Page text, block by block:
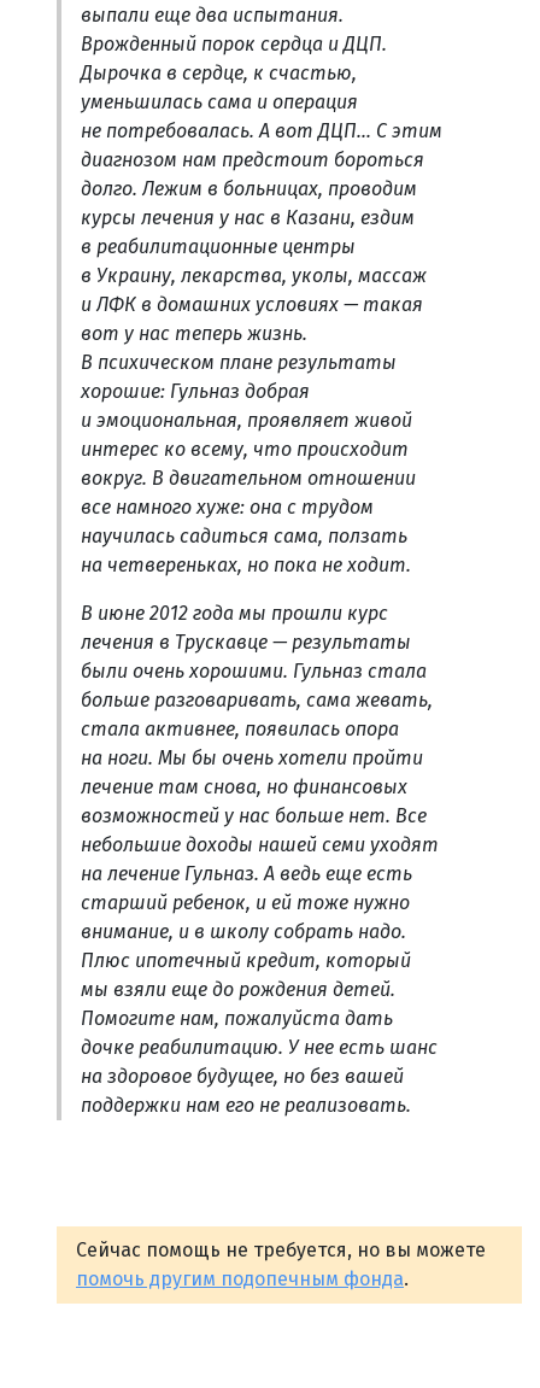
выпали еще два испытания.
Врожденный порок сердца и ДЦП.
Дырочка в сердце, к счастью,
уменьшилась сама и операция
не потребовалась. А вот ДЦП... С этим
диагнозом нам предстоит бороться
долго. Лежим в больницах, проводим
курсы лечения у нас в Казани, ездим
в реабилитационные центры
в Украину, лекарства, уколы, массаж
и ЛФК в домашних условиях — такая
вот у нас теперь жизнь.
В психическом плане результаты
хорошие: Гульназ добрая
и эмоциональная, проявляет живой
интерес ко всему, что происходит
вокруг. В двигательном отношении
все намного хуже: она с трудом
научилась садиться сама, ползать
на четвереньках, но пока не ходит.
В июне 2012 года мы прошли курс
лечения в Трускавце — результаты
были очень хорошими. Гульназ стала
больше разговаривать, сама жевать,
стала активнее, появилась опора
на ноги. Мы бы очень хотели пройти
лечение там снова, но финансовых
возможностей у нас больше нет. Все
небольшие доходы нашей семи уходят
на лечение Гульназ. А ведь еще есть
старший ребенок, и ей тоже нужно
внимание, и в школу собрать надо.
Плюс ипотечный кредит, который
мы взяли еще до рождения детей.
Помогите нам, пожалуйста дать
дочке реабилитацию. У нее есть шанс
на здоровое будущее, но без вашей
поддержки нам его не реализовать.
Сейчас помощь не требуется, но вы можете
помочь другим подопечным фонда.